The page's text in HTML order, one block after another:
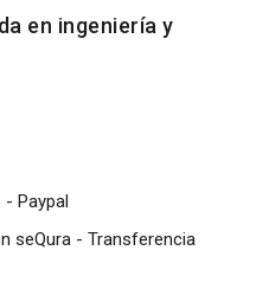
en ingeniería y
- Paypal
seQura - Transferencia